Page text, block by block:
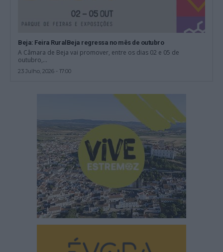
Beja: Feira RuralBeja regressa no mês de outubro
A Câmara de Beja vai promover, entre os dias 02 e 05 de
outubro,...
23 Julho, 2026 - 17:00